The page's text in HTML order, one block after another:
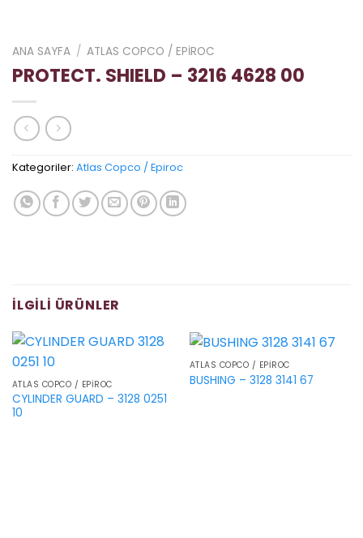
ANA SAYFA / ATLAS COPCO / EPIROC
PROTECT. SHIELD – 3216 4628 00
Kategoriler: Atlas Copco / Epiroc
İLGILI ÜRÜNLER
ATLAS COPCO / EPIROC
CYLINDER GUARD – 3128 0251
10
ATLAS COPCO / EPIROC
BUSHING – 3128 3141 67